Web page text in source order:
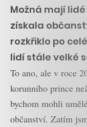
Možná mají
získala
rozkřiklo po
lidí stále velké
To ano, ale v roce
korunního prince
bychom mohli
občanství. Zatím